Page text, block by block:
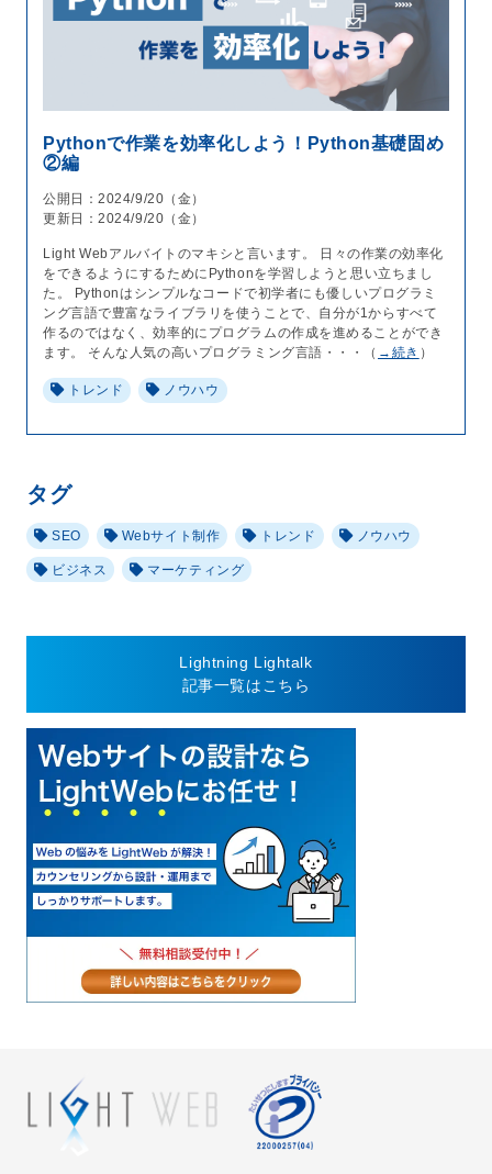
Pythonで作業を効率化しよう！Python基礎固め
②編
公開日：2024/9/20（金）
更新日：2024/9/20（金）
Light Webアルバイトのマキシと言います。 日々の作業の効率化
をできるようにするためにPythonを学習しようと思い立ちまし
た。 Pythonはシンプルなコードで初学者にも優しいプログラミ
ング言語で豊富なライブラリを使うことで、自分が1からすべて
作るのではなく、効率的にプログラムの作成を進めることができ
ます。 そんな人気の高いプログラミング言語・・・（ →続き ）
トレンド ノウハウ
タグ
SEO Webサイト制作 トレンド ノウハウ
ビジネス マーケティング
Lightning Lightalk
記事一覧はこちら